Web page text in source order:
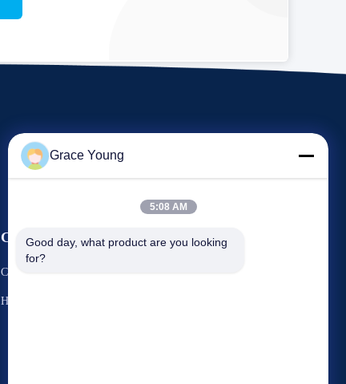
События
Случаи
Новости
Запрос А Цитировать
Grace Young
5:08 AM
Good day, what product are you looking
for?